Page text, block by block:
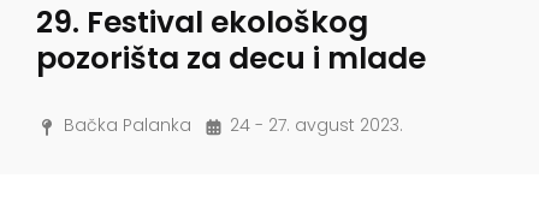
29. Festival ekološkog
pozorišta za decu i mlade
Bačka Palanka 24 - 27. avgust 2023.